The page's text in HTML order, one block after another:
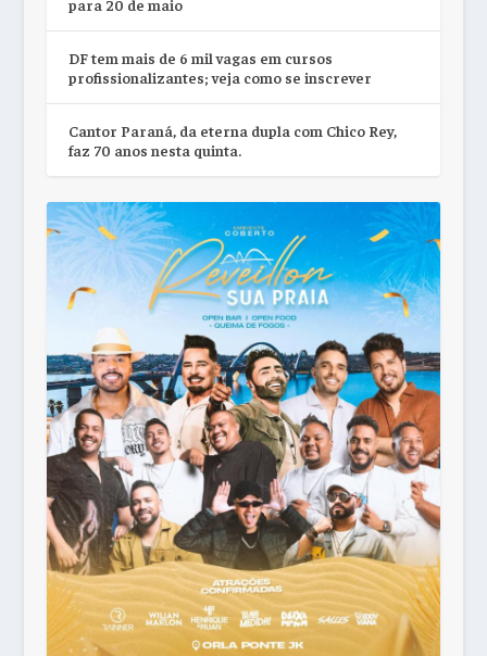
para 20 de maio
DF tem mais de 6 mil vagas em cursos
profissionalizantes; veja como se inscrever
Cantor Paraná, da eterna dupla com Chico Rey,
faz 70 anos nesta quinta.